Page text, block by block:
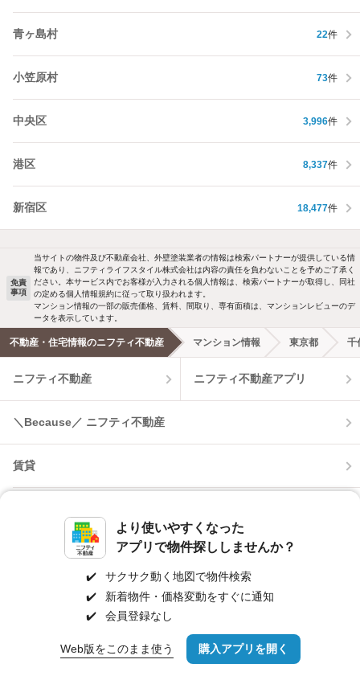
より使いやすくなった
アプリで物件探ししませんか？
✔️
サクサク動く地図で物件検索
✔️
新着物件・価格変動をすぐに通知
✔️
会員登録なし
Web版をこのまま使う 購入アプリを開く
青ヶ島村 22件
小笠原村 73件
中央区 3,996件
港区 8,337件
新宿区 18,477件
市区町村を変更 詳細条件を変更
免責
事項
当サイトの物件及び不動産会社、外壁塗装業者の情報は検索パートナーが提供している情
報であり、ニフティライフスタイル株式会社は内容の責任を負わないことを予めご了承く
ださい。本サービス内でお客様が入力される個人情報は、検索パートナーが取得し、同社
の定める個人情報規約に従って取り扱われます。
マンション情報の一部の販売価格、賃料、間取り、専有面積は、マンションレビューのデ
ータを表示しています。
不動産・住宅情報のニフティ不動産 マンション情報 東京都 千
ニフティ不動産 ニフティ不動産アプリ
＼Because／ ニフティ不動産
賃貸
新築マンション